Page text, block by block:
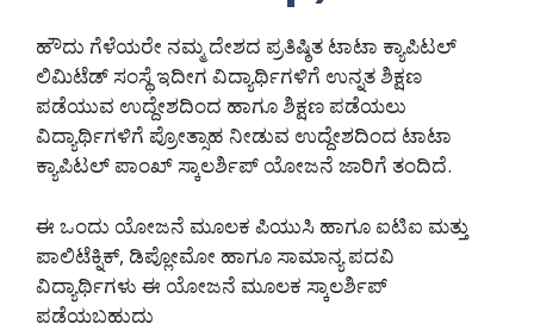
ಹೌದು ಗೆಳೆಯರೇ ನಮ್ಮ ದೇಶದ ಪ್ರತಿಷ್ಠಿತ ಟಾಟಾ ಕ್ಯಾಪಿಟಲ್
ಲಿಮಿಟೆಡ್ ಸಂಸ್ಥೆ ಇದೀಗ ವಿದ್ಯಾರ್ಥಿಗಳಿಗೆ ಉನ್ನತ ಶಿಕ್ಷಣ
ಪಡೆಯುವ ಉದ್ದೇಶದಿಂದ ಹಾಗೂ ಶಿಕ್ಷಣ ಪಡೆಯಲು
ವಿದ್ಯಾರ್ಥಿಗಳಿಗೆ ಪ್ರೋತ್ಸಾಹ ನೀಡುವ ಉದ್ದೇಶದಿಂದ ಟಾಟಾ
ಕ್ಯಾಪಿಟಲ್ ಪಾಂಖ್ ಸ್ಕಾಲರ್ಶಿಪ್ ಯೋಜನೆ ಜಾರಿಗೆ ತಂದಿದೆ.
ಈ ಒಂದು ಯೋಜನೆ ಮೂಲಕ ಪಿಯುಸಿ ಹಾಗೂ ಐಟಿಐ ಮತ್ತು
ಪಾಲಿಟೆಕ್ನಿಕ್, ಡಿಪ್ಲೋಮೋ ಹಾಗೂ ಸಾಮಾನ್ಯ ಪದವಿ
ವಿದ್ಯಾರ್ಥಿಗಳು ಈ ಯೋಜನೆ ಮೂಲಕ ಸ್ಕಾಲರ್ಶಿಪ್
ಪಡೆಯಬಹುದು